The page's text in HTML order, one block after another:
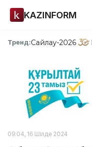
KAZINFORM
Тренд:Сайлау-2026
09:04, 16 Шілде 2024